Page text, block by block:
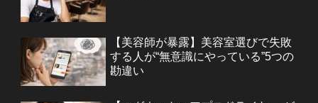
【美容師が暴露】美容室選びで失敗
する人が“無意識にやっている”5つの
勘違い